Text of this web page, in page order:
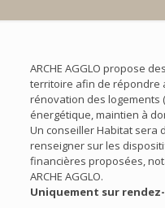
ARCHE AGGLO propose
territoire afin de répondre
rénovation des
énergétique, maintien à
Un conseiller Habitat sera
renseigner sur les
financières proposées,
ARCHE AGGLO.
Uniquement sur rendez-